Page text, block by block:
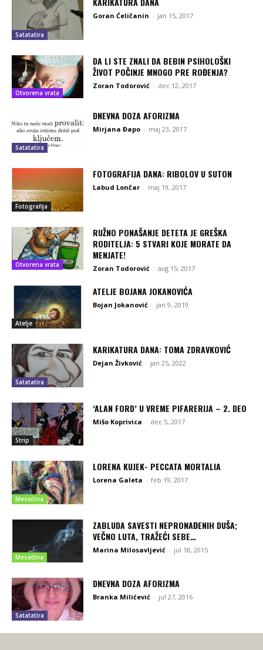
Satatatira
Goran Ćeličanin - jan 15, 2017
Otvorena vrata
DA LI STE ZNALI DA BEBIN PSIHOLOŠKI
ŽIVOT POČINJE MNOGO PRE ROĐENJA?
Zoran Todorović - dec 12, 2017
Satatatira
DNEVNA DOZA AFORIZMA
Mirjana Đapo - maj 23, 2017
Fotografija
FOTOGRAFIJA DANA: RIBOLOV U SUTON
Labud Lončar - maj 19, 2017
Otvorena vrata
RUŽNO PONAŠANJE DETETA JE GREŠKA
RODITELJA: 5 STVARI KOJE MORATE DA
MENJATE!
Zoran Todorović - avg 15, 2017
Atelje
ATELJE BOJANA JOKANOVIĆA
Bojan Jokanović - jan 9, 2019
Satatatira
KARIKATURA DANA: TOMA ZDRAVKOVIĆ
Dejan Živković - jan 25, 2022
Strip
‘ALAN FORD’ U VREME PIFARERIJA – 2. DEO
Mišo Koprivica - dec 5, 2017
Mesečina
LORENA KUJEK- PECCATA MORTALIA
Lorena Galeta - feb 19, 2017
Mesečina
ZABLUDA SAVESTI NEPRONAĐENIH DUŠA;
VEČNO LUTA, TRAŽEĆI SEBE…
Marina Milosavljević - jul 18, 2015
Satatatira
DNEVNA DOZA AFORIZMA
Branka Milićević - jul 27, 2016